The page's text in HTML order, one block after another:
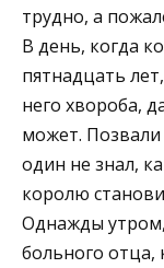
трудно, а
В день, когда
пятнадцать
него хвороба,
может.
один не знал,
королю
Однажды
больного